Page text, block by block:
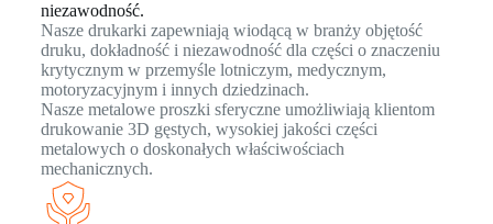
niezawodność.
Nasze drukarki zapewniają wiodącą w branży objętość
druku, dokładność i niezawodność dla części o znaczeniu
krytycznym w przemyśle lotniczym, medycznym,
motoryzacyjnym i innych dziedzinach.
Nasze metalowe proszki sferyczne umożliwiają klientom
drukowanie 3D gęstych, wysokiej jakości części
metalowych o doskonałych właściwościach
mechanicznych.